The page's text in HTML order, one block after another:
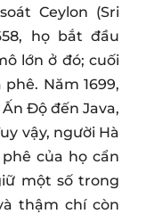
Ceylon (Sri
họ bắt đầu
lớn ở đó; cuối
Năm 1699,
Độ đến Java,
vậy, người Hà
của họ cẩn
một số trong
thậm chí còn